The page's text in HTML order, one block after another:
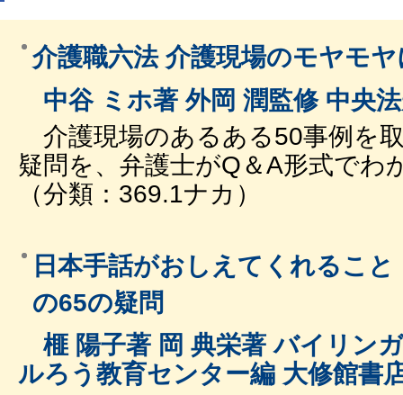
介護職六法 介護現場のモヤモ
中谷 ミホ著 外岡 潤監修 中央
介護現場のあるある50事例を
疑問を、弁護士がQ＆A形式でわ
（分類：369.1ナカ）
日本手話がおしえてくれるこ
の65の疑問
榧 陽子著 岡 典栄著 バイリン
ルろう教育センター編 大修館書